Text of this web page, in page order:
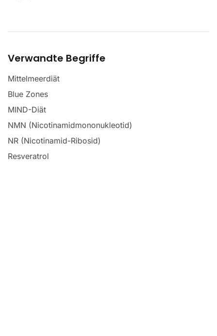
Verwandte Begriffe
Mittelmeerdiät
Blue Zones
MIND-Diät
NMN (Nicotinamidmononukleotid)
NR (Nicotinamid-Ribosid)
Resveratrol